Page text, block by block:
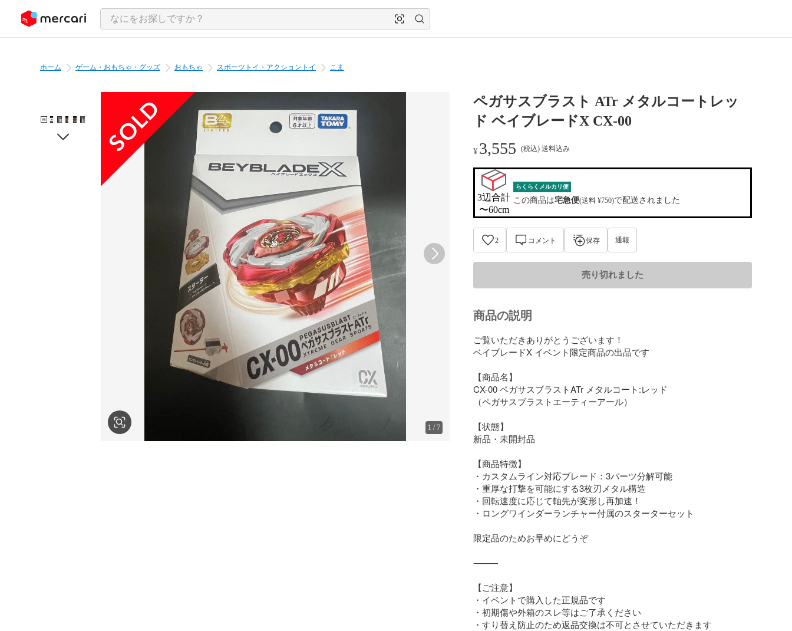
ツにスキップ
ホーム ゲーム・おもちゃ・グッズ おもちゃ スポーツトイ・アクショントイ こま
1 /7
ペガサスブラスト ATr メタルコートレッ
ド ベイブレードX CX-00
¥ 3,555 (税込) 送料込み
3辺合計
〜60cm
らくらくメルカリ便
この商品は宅急便(送料 ¥750)で配送されました
2 コメント 保存 通報
売り切れました
商品の説明
ご覧いただきありがとうございます！
ベイブレードX イベント限定商品の出品です
【商品名】
CX-00 ペガサスブラストATr メタルコート:レッド
（ペガサスブラストエーティーアール）
【状態】
新品・未開封品
【商品特徴】
・カスタムライン対応ブレード：3パーツ分解可能
・重厚な打撃を可能にする3枚刃メタル構造
・回転速度に応じて軸先が変形し再加速！
・ロングワインダーランチャー付属のスターターセット
限定品のためお早めにどうぞ
⸻
【ご注意】
・イベントで購入した正規品です
・初期傷や外箱のスレ等はご了承ください
・すり替え防止のため返品交換は不可とさせていただきます